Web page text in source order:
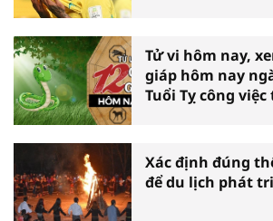
Tử vi hôm nay,
giáp hôm nay
Tuổi Tỵ công
Xác định đúng
để du lịch phát